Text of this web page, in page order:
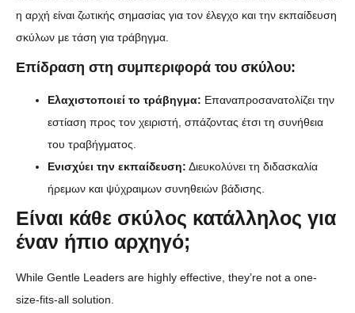
η αρχή είναι ζωτικής σημασίας για τον έλεγχο και την εκπαίδευση
σκύλων με τάση για τράβηγμα.
Επίδραση στη συμπεριφορά του σκύλου:
Ελαχιστοποιεί το τράβηγμα: Επαναπροσανατολίζει την
εστίαση προς τον χειριστή, σπάζοντας έτσι τη συνήθεια
του τραβήγματος.
Ενισχύει την εκπαίδευση: Διευκολύνει τη διδασκαλία
ήρεμων και ψύχραιμων συνηθειών βάδισης.
Είναι κάθε σκύλος κατάλληλος για
έναν ήπιο αρχηγό;
While Gentle Leaders are highly effective, they’re not a one-
size-fits-all solution.